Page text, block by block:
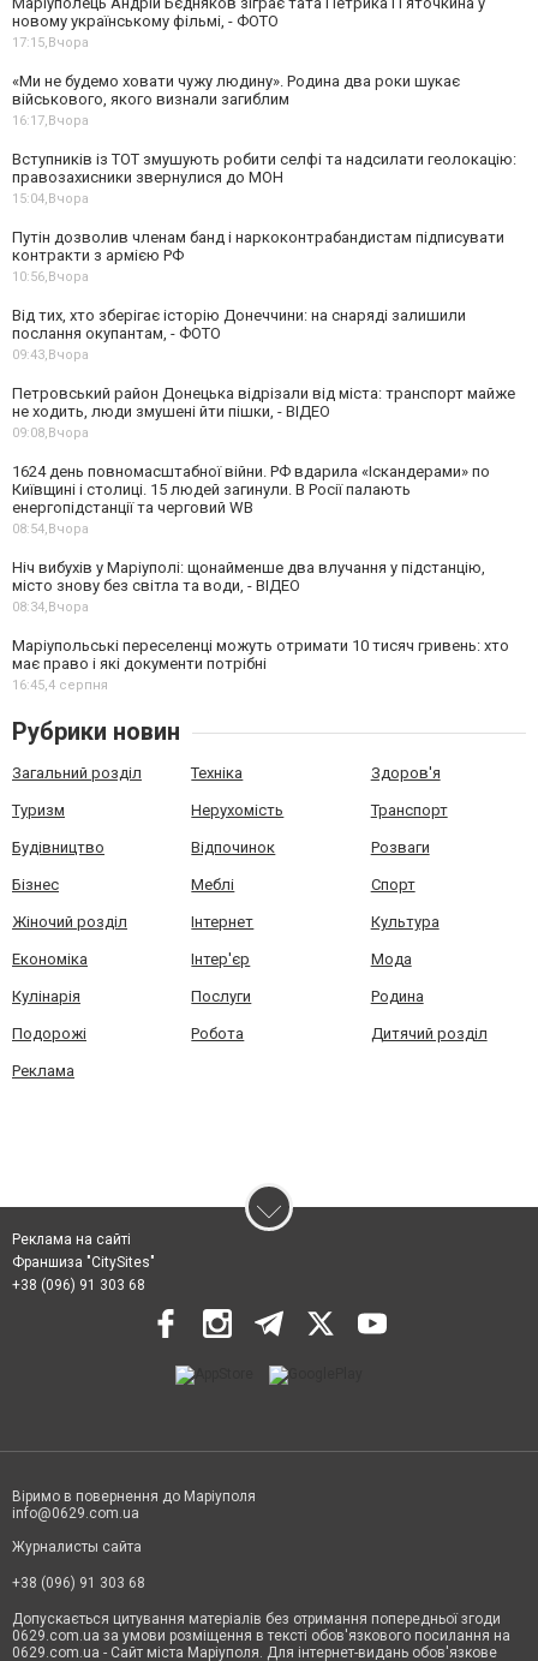
новому українському фільмі, - ФОТО
17:15,Вчора
«Ми не будемо ховати чужу людину». Родина два роки шукає
військового, якого визнали загиблим
16:17,Вчора
Вступників із ТОТ змушують робити селфі та надсилати геолокацію:
правозахисники звернулися до МОН
15:04,Вчора
Путін дозволив членам банд і наркоконтрабандистам підписувати
контракти з армією РФ
10:56,Вчора
Від тих, хто зберігає історію Донеччини: на снаряді залишили
послання окупантам, - ФОТО
09:43,Вчора
Петровський район Донецька відрізали від міста: транспорт майже
не ходить, люди змушені йти пішки, - ВІДЕО
09:08,Вчора
1624 день повномасштабної війни. РФ вдарила «Іскандерами» по
Київщині і столиці. 15 людей загинули. В Росії палають
енергопідстанції та черговий WB
08:54,Вчора
Ніч вибухів у Маріуполі: щонайменше два влучання у підстанцію,
місто знову без світла та води, - ВІДЕО
08:34,Вчора
Маріупольські переселенці можуть отримати 10 тисяч гривень: хто
має право і які документи потрібні
16:45,4 серпня
Рубрики новин
Загальний розділ Техніка Здоров'я
Туризм Нерухомість Транспорт
Будівництво Відпочинок Розваги
Бізнес Меблі Спорт
Жіночий розділ Інтернет Культура
Економіка Інтер'єр Мода
Кулінарія Послуги Родина
Подорожі Робота Дитячий розділ
Реклама
Реклама на сайті
Франшиза "CitySites"
+38 (096) 91 303 68
Віримо в повернення до Маріуполя
info@0629.com.ua
Журналисты сайта
+38 (096) 91 303 68
Допускається цитування матеріалів без отримання попередньої згоди
0629.com.ua за умови розміщення в тексті обов'язкового посилання на
0629.com.ua - Сайт міста Маріуполя. Для інтернет-видань обов'язкове